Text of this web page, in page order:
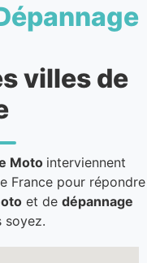
villes de
Moto interviennent
France pour répondre
et de dépannage
soyez.